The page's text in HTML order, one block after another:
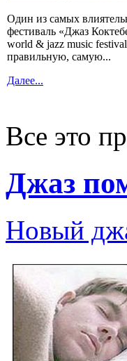
Один из самых
фестиваль «Джаз
world & jazz music
правильную, самую...
Далее...
Все это
Джаз
Новый